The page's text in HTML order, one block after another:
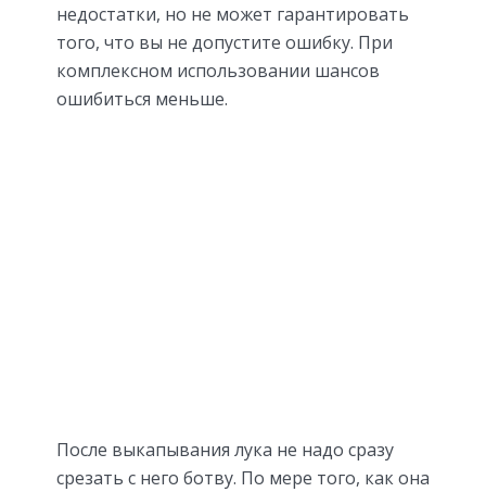
недостатки, но не может гарантировать
того, что вы не допустите ошибку. При
комплексном использовании шансов
ошибиться меньше.
После выкапывания лука не надо сразу
срезать с него ботву. По мере того, как она